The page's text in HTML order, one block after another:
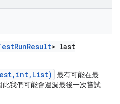
RunResult> last
最有可能在最
我們可能會遺漏最後一次嘗試